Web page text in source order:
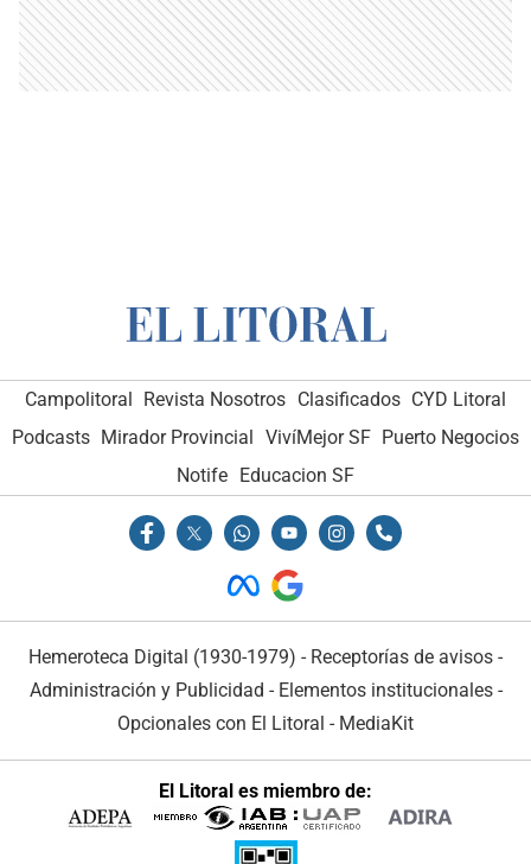
Campolitoral Revista Nosotros Clasificados CYD Litoral
Podcasts Mirador Provincial VivíMejor SF Puerto Negocios
Notife Educacion SF
Hemeroteca Digital (1930-1979) - Receptorías de avisos -
Administración y Publicidad - Elementos institucionales-
Opcionales con El Litoral - MediaKit
El Litoral es miembro de: